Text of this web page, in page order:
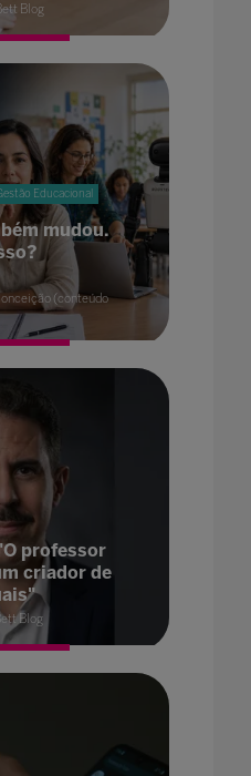
Blog
Educacional
mudou.
(conteúdo
professor
criador de
Blog